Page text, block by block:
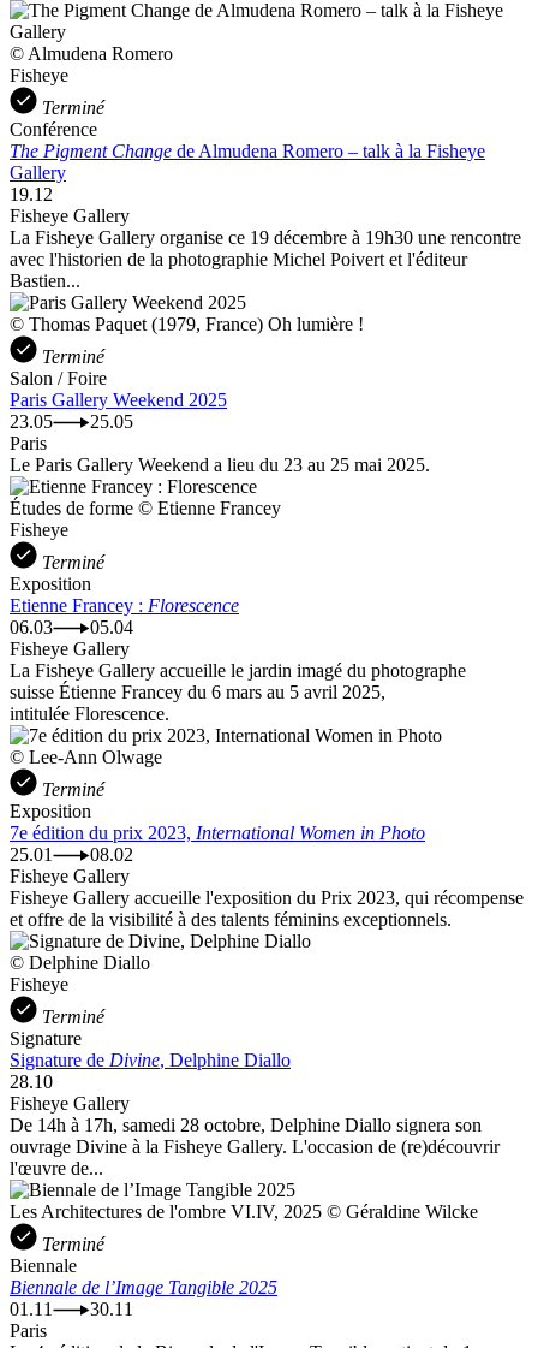
© Almudena Romero
Fisheye
Terminé
Conférence
The Pigment Change de Almudena Romero – talk à la Fisheye
Gallery
19.12
Fisheye Gallery
La Fisheye Gallery organise ce 19 décembre à 19h30 une rencontre
avec l'historien de la photographie Michel Poivert et l'éditeur
Bastien...
© Thomas Paquet (1979, France) Oh lumière !
Terminé
Salon / Foire
Paris Gallery Weekend 2025
23.05
25.05
Paris
Le Paris Gallery Weekend a lieu du 23 au 25 mai 2025.
Études de forme © Etienne Francey
Fisheye
Terminé
Exposition
Etienne Francey : Florescence
06.03
05.04
Fisheye Gallery
La Fisheye Gallery accueille le jardin imagé du photographe
suisse Étienne Francey du 6 mars au 5 avril 2025,
intitulée Florescence.
© Lee-Ann Olwage
Terminé
Exposition
7e édition du prix 2023, International Women in Photo
25.01
08.02
Fisheye Gallery
Fisheye Gallery accueille l'exposition du Prix 2023, qui récompense
et offre de la visibilité à des talents féminins exceptionnels.
© Delphine Diallo
Fisheye
Terminé
Signature
Signature de Divine, Delphine Diallo
28.10
Fisheye Gallery
De 14h à 17h, samedi 28 octobre, Delphine Diallo signera son
ouvrage Divine à la Fisheye Gallery. L'occasion de (re)découvrir
l'œuvre de...
Les Architectures de l'ombre VI.IV, 2025 © Géraldine Wilcke
Terminé
Biennale
Biennale de l’Image Tangible 2025
01.11
30.11
Paris